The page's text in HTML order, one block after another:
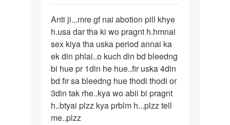
Anti
ji...mre
gf
nai
abotion
Anti ji...mre gf nai abotion pill khye
h.usa dar tha ki wo pragnt h.hmnai
sex kiya tha uska period annai ka
ek din phlai..o kuch din bd bleedng
bi hue pr 1din he hue..fir uska 4din
bd fir sa bleedng hue thodi thodi or
3din tak rhe..kya wo abii bi pragnt
h..btyai plzz kya prblm h...plzz tell
me..plzz